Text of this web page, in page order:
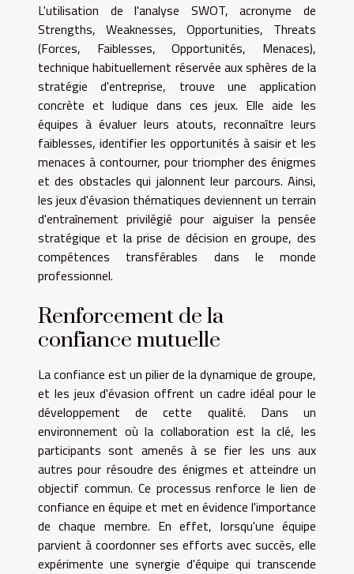
L'utilisation de l'analyse SWOT, acronyme de
Strengths, Weaknesses, Opportunities, Threats
(Forces, Faiblesses, Opportunités, Menaces),
technique habituellement réservée aux sphères de la
stratégie d'entreprise, trouve une application
concrète et ludique dans ces jeux. Elle aide les
équipes à évaluer leurs atouts, reconnaître leurs
faiblesses, identifier les opportunités à saisir et les
menaces à contourner, pour triompher des énigmes
et des obstacles qui jalonnent leur parcours. Ainsi,
les jeux d'évasion thématiques deviennent un terrain
d'entraînement privilégié pour aiguiser la pensée
stratégique et la prise de décision en groupe, des
compétences transférables dans le monde
professionnel.
Renforcement de la
confiance mutuelle
La confiance est un pilier de la dynamique de groupe,
et les jeux d'évasion offrent un cadre idéal pour le
développement de cette qualité. Dans un
environnement où la collaboration est la clé, les
participants sont amenés à se fier les uns aux
autres pour résoudre des énigmes et atteindre un
objectif commun. Ce processus renforce le lien de
confiance en équipe et met en évidence l'importance
de chaque membre. En effet, lorsqu'une équipe
parvient à coordonner ses efforts avec succès, elle
expérimente une synergie d'équipe qui transcende